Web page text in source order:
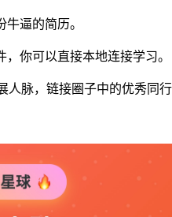
逼的简历。
你可以直接本地连接学习。
脉，链接圈子中的优秀同行